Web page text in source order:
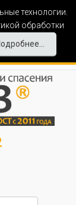
технологии.
обработки